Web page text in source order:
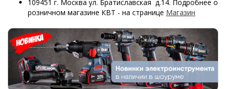
109451 г. Москва ул. Братиславская д.14. Подробнее о
розничном магазине КВТ - на странице Магазин